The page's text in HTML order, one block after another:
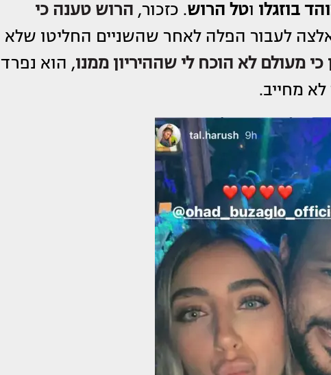
בוזגלו וטל הרוש. כזכור, הרוש טענה כי
לעבור הפלה לאחר שהשניים החליטו שלא
כי מעולם לא הוכח לי שההיריון ממנו, הוא נפרד
מחייב.